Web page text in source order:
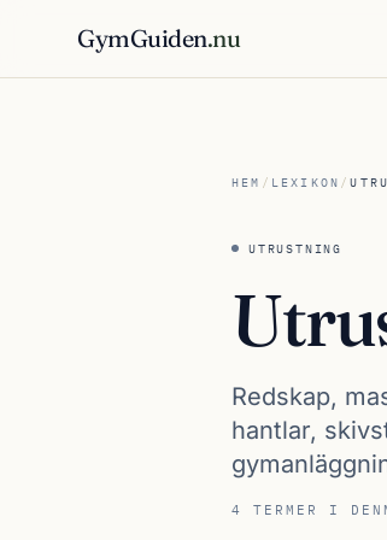
GymGuiden.nu
HEM / LEXIKON /
UTRUSTNING
Redskap,
hantlar,
4 TERMER I